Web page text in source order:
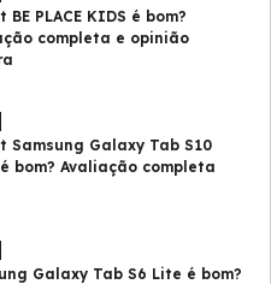
BE PLACE KIDS é bom?
completa e opinião
Samsung Galaxy Tab S10
bom? Avaliação completa
Galaxy Tab S6 Lite é bom?